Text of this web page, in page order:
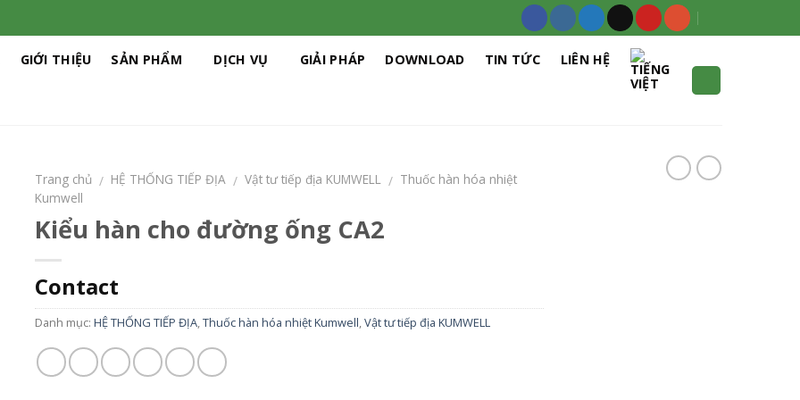
GIỚI THIỆU SẢN PHẨM DỊCH VỤ GIẢI PHÁP DOWNLOAD TIN TỨC LIÊN HỆ
Trang chủ / HỆ THỐNG TIẾP ĐỊA / Vật tư tiếp địa KUMWELL / Thuốc hàn hóa nhiệt
Kumwell
Kiểu hàn cho đường ống CA2
Contact
Danh mục: HỆ THỐNG TIẾP ĐỊA,Thuốc hàn hóa nhiệt Kumwell,Vật tư tiếp địa KUMWELL